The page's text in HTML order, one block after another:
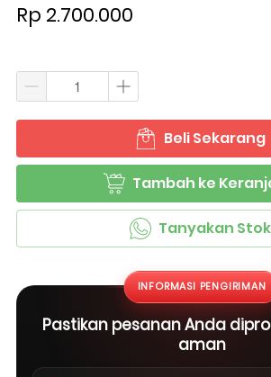
Rp 2.700.000
` Beli Sekarang
` Tambah ke
` Tanyakan Stok
INFORMASI PENGIRIMAN
Pastikan pesanan Anda
aman